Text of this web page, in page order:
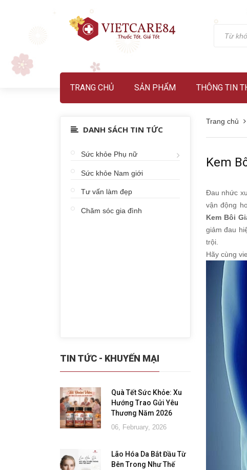
TRANG CHỦ SẢN PHẨM THÔNG TIN
Trang chủ
Kem
Đau nhức
vận động
Kem Bôi
giảm đau
trội.
Hãy cùng
DANH SÁCH TIN TỨC
Sức khỏe Phụ nữ
Sức khỏe Nam giới
Tư vấn làm đẹp
Chăm sóc gia đình
TIN TỨC - KHUYẾN MẠI
Quà Tết Sức Khỏe: Xu
Hướng Trao Gửi Yêu
Thương Năm 2026
06, February, 2026
Lão Hóa Da Bắt Đầu Từ
Bên Trong Như Thế